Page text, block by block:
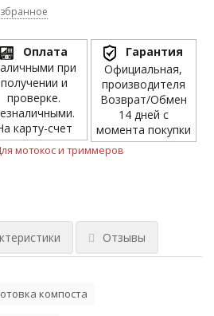
Оплата
при
получении и
проверке.
карту-счет
Гарантия
Официальная,
производителя
Возврат/Обмен
14 дней с
момента покупки
мотокос и триммеров
Отзывы
компоста